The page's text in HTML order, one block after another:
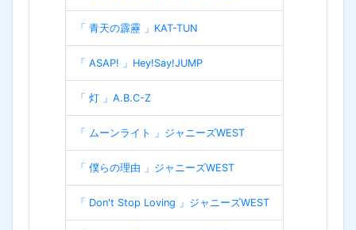
「 青天の霹靂 」KAT-TUN
「 ASAP! 」Hey!Say!JUMP
「 灯 」A.B.C-Z
「 ムーンライト 」ジャニーズWEST
「 僕らの理由 」ジャニーズWEST
「 Don't Stop Loving 」ジャニーズWEST